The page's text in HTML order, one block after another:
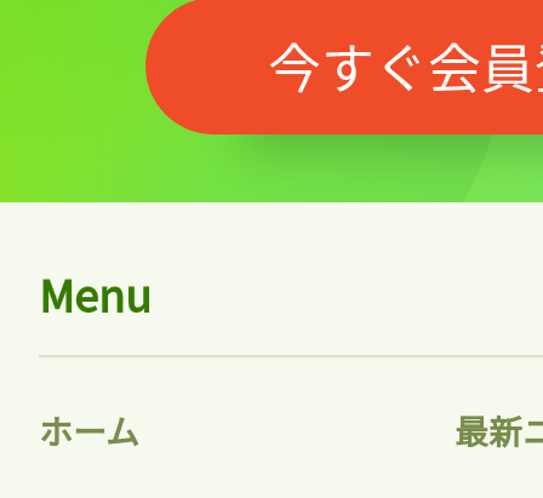
今すぐ会
Menu
ホーム 最新